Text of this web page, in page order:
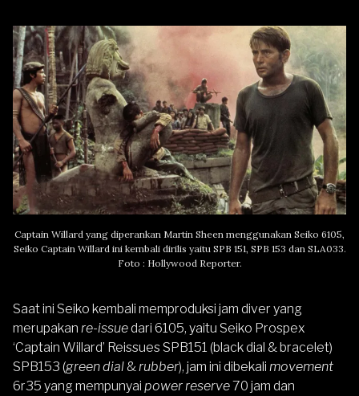
Captain Willard yang diperankan Martin Sheen menggunakan Seiko 6105,
Seiko Captain Willard ini kembali dirilis yaitu SPB 151, SPB 153 dan SLA033.
Foto : Hollywood Reporter.
Saat ini Seiko kembali memproduksi jam diver yang
merupakan re-issuedari 6105, yaitu Seiko Prospex
‘Captain Willard’ Reissues SPB151 (black dial & bracelet)
SPB153 (green dial &rubber), jam ini dibekali movement
6r35 yang mempunyai power reserve70 jam dan